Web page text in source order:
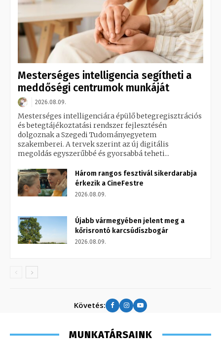
Mesterséges intelligencia segítheti a
meddőségi centrumok munkáját
2026.08.09.
Mesterséges intelligenciára épülő betegregisztrációs
és betegtájékoztatási rendszer fejlesztésén
dolgoznak a Szegedi Tudományegyetem
szakemberei. A tervek szerint az új digitális
megoldás egyszerűbbé és gyorsabbá teheti...
Három rangos fesztivál sikerdarabja
érkezik a CineFestre
2026.08.09.
Újabb vármegyében jelent meg a
kőrisrontó karcsúdíszbogár
2026.08.09.
Követés:
MUNKATÁRSAINK